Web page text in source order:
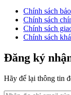
Chính sách
Chính sách
Chính sách
Chính sách
Đăng ký
Hãy để lại thông tin